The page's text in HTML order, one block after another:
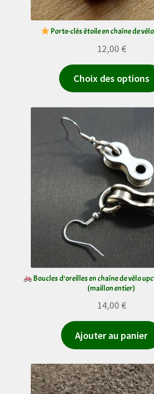
Porte-clés étoile en chaîne de
12,00 €
Choix des options
Boucles d’oreilles en chaîne de vélo
(maillon entier)
14,00 €
Ajouter au panier